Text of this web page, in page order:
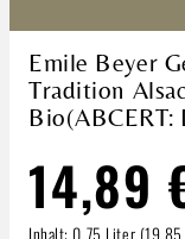
Emile Beyer
Tradition
Bio(ABCERT:
14,89
Inhalt: 0.75 Liter